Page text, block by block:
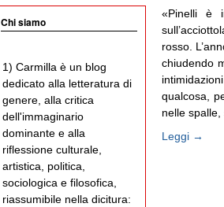
«Pinelli è
rosso.
chiudendo
qualcosa,
nelle spalle,
Leggi →
Chi siamo
1) Carmilla è un blog
dedicato alla letteratura di
genere, alla critica
dell'immaginario
dominante e alla
riflessione culturale,
artistica, politica,
sociologica e filosofica,
riassumibile nella dicitura: